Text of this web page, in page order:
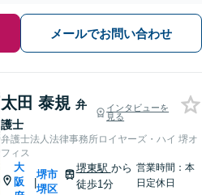
メールでお問い合わせ
太田 泰規 弁
護士
インタビューを
見る
弁護士法人法律事務所ロイヤーズ・ハイ 堺オ
フィス
大
阪
|
堺市
堺区
堺東駅 から
徒歩1分
営業時間：本
日定休日